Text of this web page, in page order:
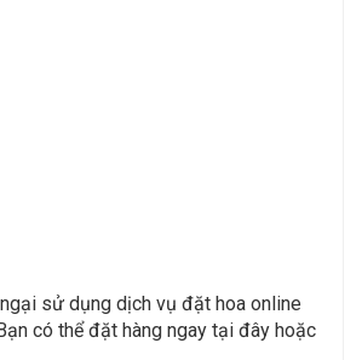
sử dụng dịch vụ đặt hoa online
có thể đặt hàng ngay tại đây hoặc